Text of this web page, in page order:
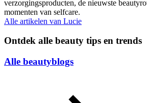
verzorgingsproducten, de nieuwste
momenten van selfcare.
Alle artikelen van Lucie
Ontdek alle beauty tips en trends
Alle beautyblogs